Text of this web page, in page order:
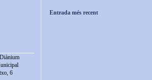
Entrada més recent
6